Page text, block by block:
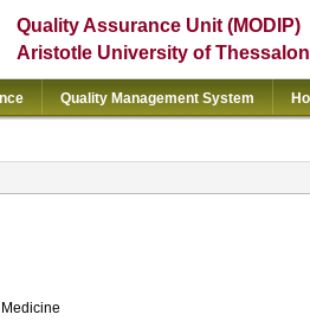
Quality Assurance Unit (MODIP)
Aristotle University of
Quality Management System